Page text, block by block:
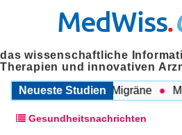
MedWiss.
das wissenschaftliche
Therapien und innovativen
Neueste Studien
COPD und Migräne
Gesundheitsnachrichten